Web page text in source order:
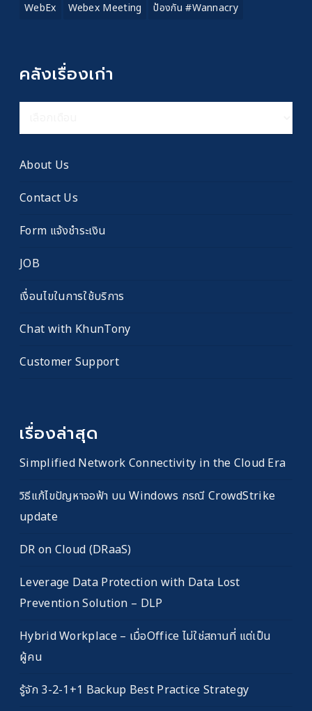
WebEx
Webex Meeting ป้องกัน #wannacry
คลังเรื่องเก่า
เรื่อง
About Us
Contact Us
Form แจ้งชำระเงิน
JOB
เงื่อนไขในการใช้บริการ
Chat with KhunTony
Customer Support
เรื่องล่าสุด
Simplified Network Connectivity in the Cloud Era
วิธีแก้ไขปัญหาจอฟ้า บน Windows กรณี CrowdStrike
update
DR on Cloud (DRaaS)
Leverage Data Protection with Data Lost
Prevention Solution – DLP
Hybrid Workplace – เมื่อOffice ไม่ใช่สถานที่ แต่เป็น
ผู้คน
รู้จัก 3-2-1+1 Backup Best Practice Strategy